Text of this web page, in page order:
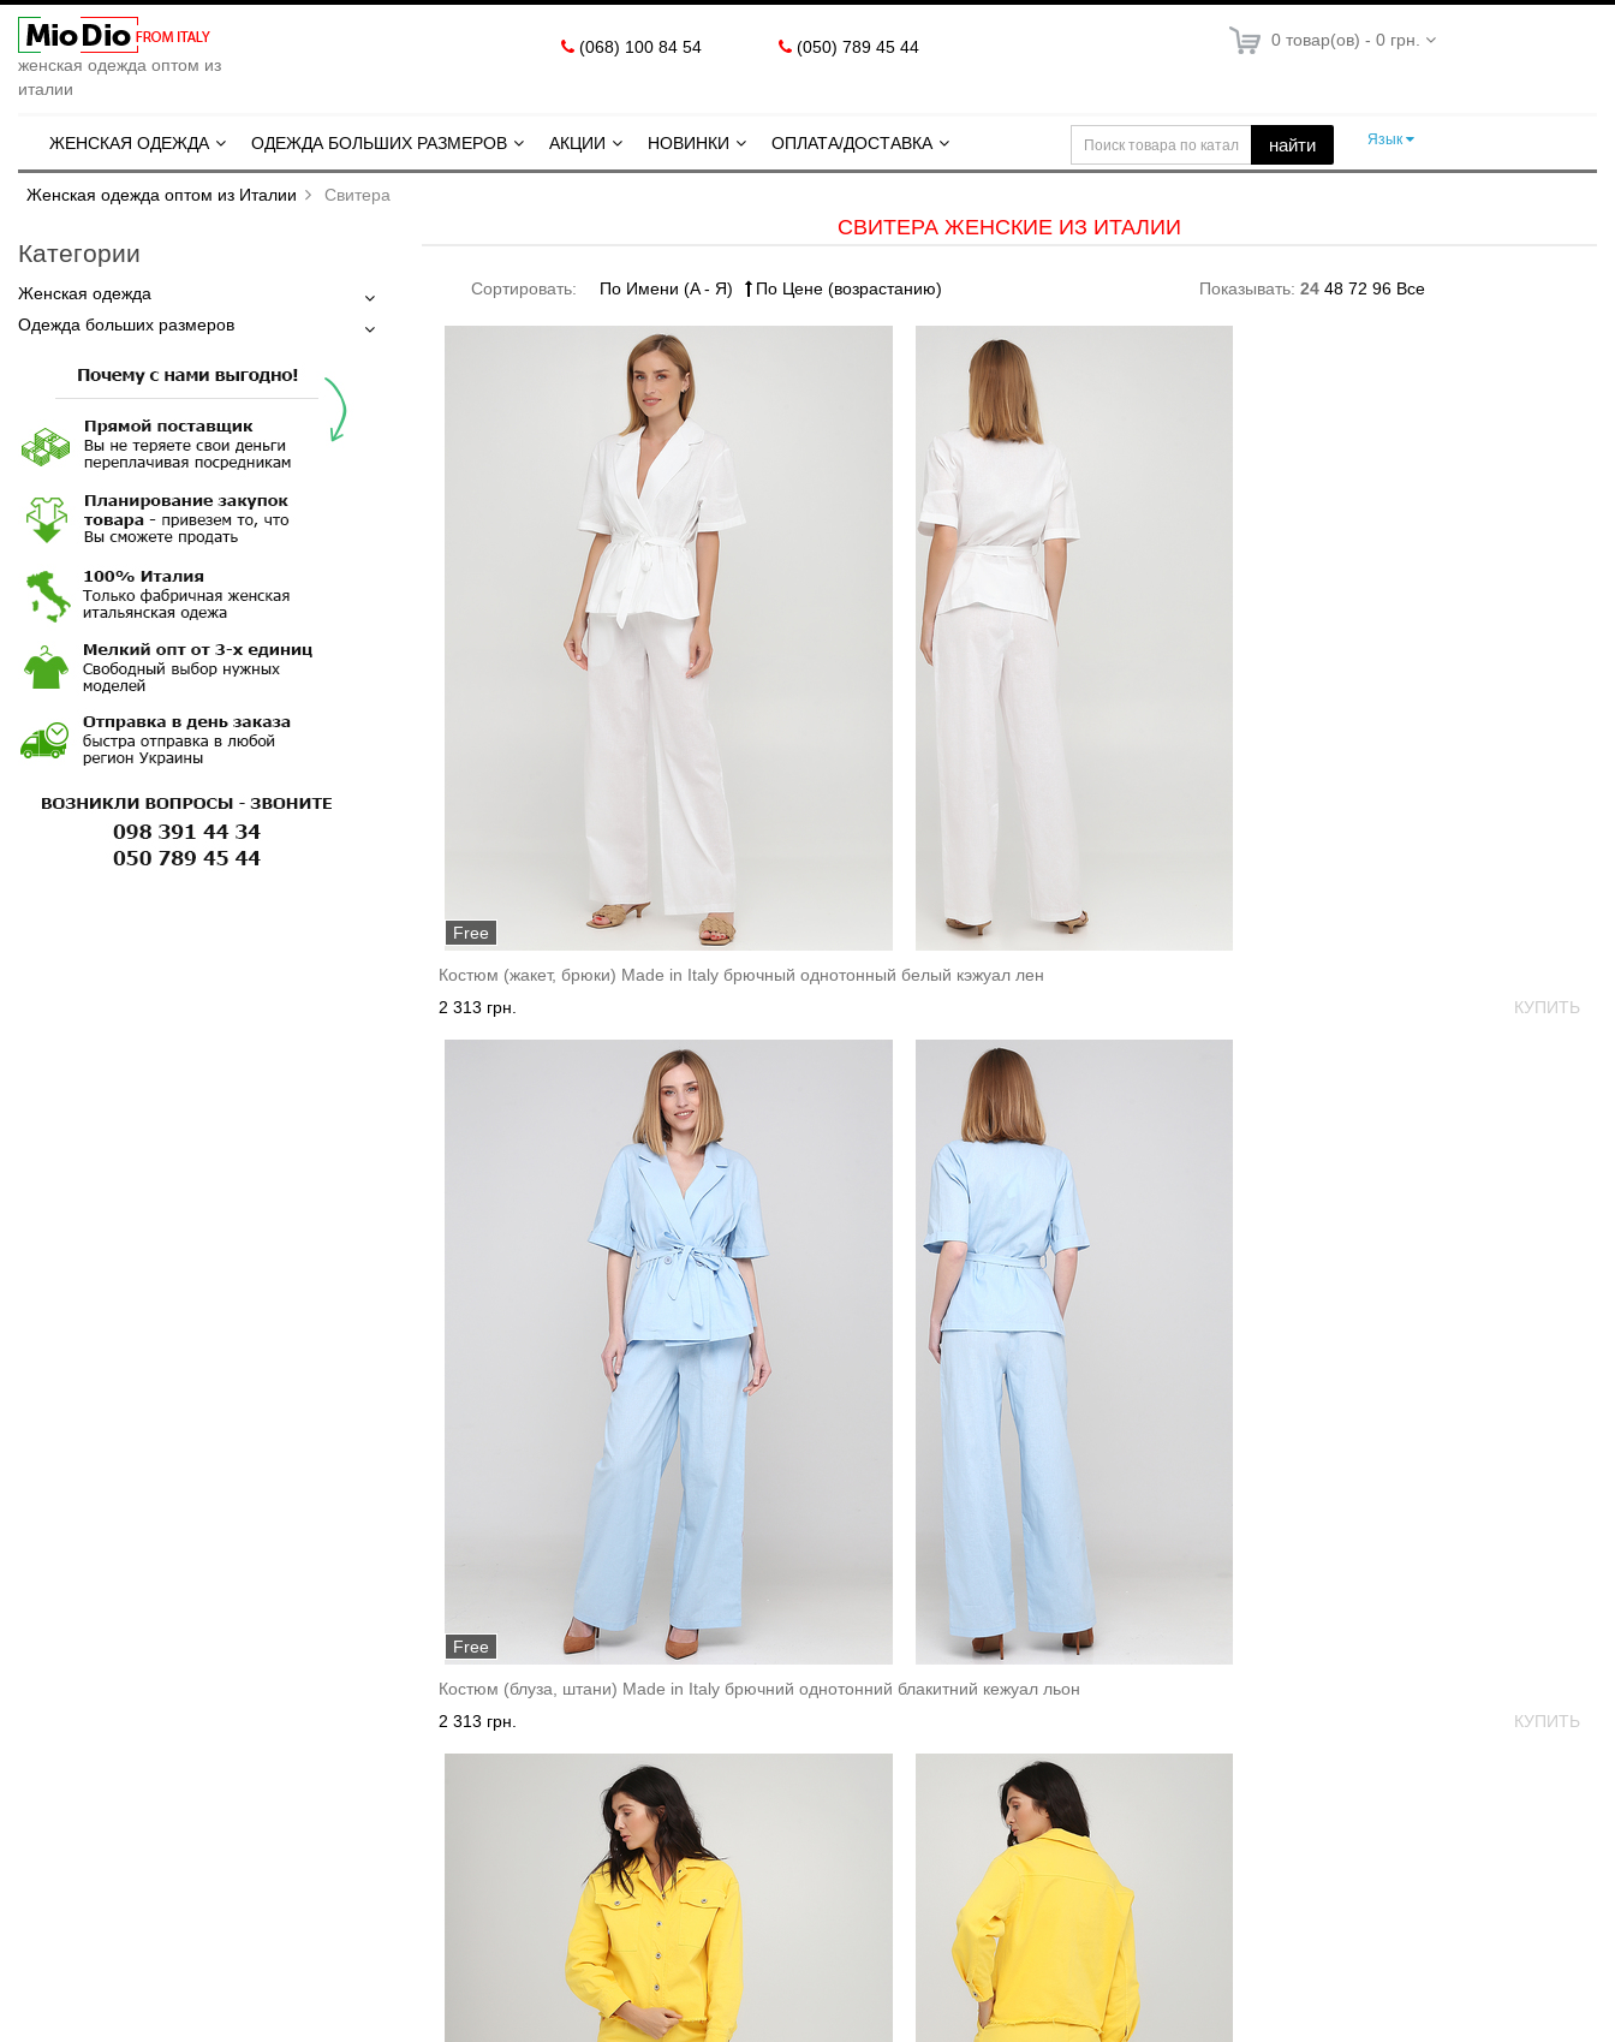
женская одежда оптом из
италии
(068) 100 84 54 (050) 789 45 44 0 товар(ов) - 0 грн.
найти
ЖЕНСКАЯ ОДЕЖДА ОДЕЖДА БОЛЬШИХ РАЗМЕРОВ АКЦИИ НОВИНКИ ОПЛАТА/ДОСТАВКА Язык
Женская одежда оптом из Италии Свитера
Категории
Женская одежда
Одежда больших размеров
СВИТЕРА ЖЕНСКИЕ ИЗ ИТАЛИИ
Сортировать: По Имени (A - Я) По Цене (возрастанию) Показывать: 24 48 72 96 Все
Free
Костюм (жакет, брюки) Made in Italy брючный однотонный белый кэжуал лен
КУПИТЬ
2 313 грн.
Free
Костюм (блуза, штани) Made in Italy брючний однотонний блакитний кежуал льон
КУПИТЬ
2 313 грн.